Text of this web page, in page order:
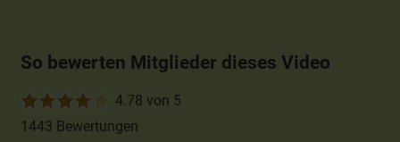
So bewerten Mitglieder dieses Video
4.78 von 5
1443 Bewertungen